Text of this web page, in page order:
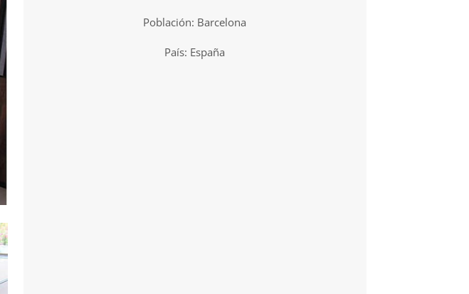
Población: Barcelona
País: España